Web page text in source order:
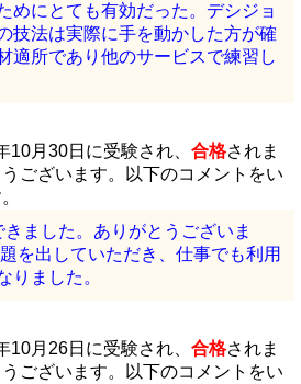
めにとても有効だった。デシジョ
技法は実際に手を動かした方が確
適所であり他のサービスで練習し
10月30日に受験され、 合格されま
ございます。以下のコメントをい
ました。ありがとうございま
を出していただき、仕事でも利用
りました。
10月26日に受験され、 合格されま
ございます。以下のコメントをい